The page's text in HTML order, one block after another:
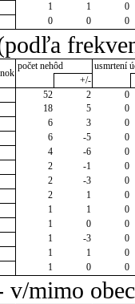
1 1
0
0 0 0
počet nehôd
usmrtení
+/-
52 2
0
18 5
0
6 3
0
6 -5
0
4 -6
0
2 -1
0
2 -3
0
2 1
0
1 1
0
1 0
0
1 -3
0
1 1
0
1 0 0
v/mimo obec